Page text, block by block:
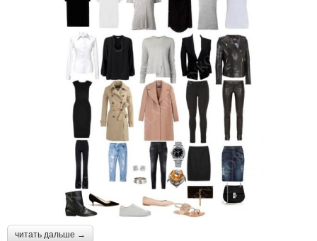
читать дальше →